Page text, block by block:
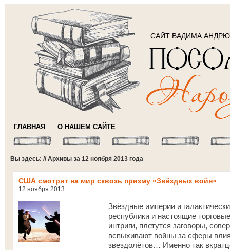
САЙТ ВАДИМА
ГЛАВНАЯ О НАШЕМ САЙТЕ
Вы здесь: // Архивы за 12 ноября 2013 года
США смотрит на мир сквозь призму «Звёздных войн»
12 ноября 2013
Звёздные империи и
республики и настоящие
интриги, плетутся заговоры,
вспыхивают войны за сферы
звездолётов… Именно так